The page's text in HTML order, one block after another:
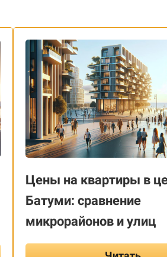
Цены на квартиры в
Батуми: сравнение
микрорайонов и улиц